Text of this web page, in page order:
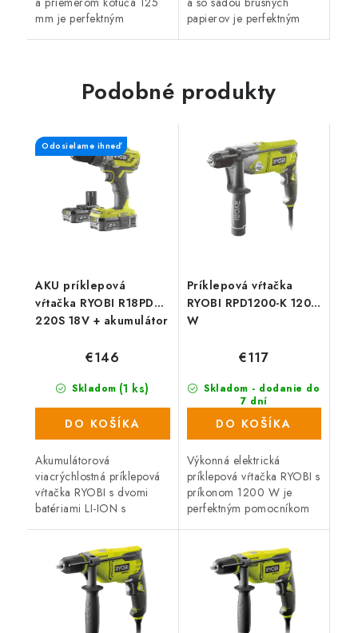
mm je perfektným
papierov je perfektným
Podobné produkty
AKU príklepová
vŕtačka RYOBI R18PD3-
220S 18V + akumulátor
Odosielame ihneď
Skladom (1 ks)
€146
DO KOŠÍKA
Akumulátorová
viacrýchlostná príklepová
vŕtačka RYOBI s dvomi
batériami LI-ION s
všetkých domácich
majstrov a remeselníkov.
Príklepová vŕtačka
RYOBI RPD1200-K 1200
W
Skladom - dodanie do
7 dní
(646 ks)
€117
DO KOŠÍKA
Výkonná elektrická
príklepová vŕtačka RYOBI s
príkonom 1200 W je
perfektným pomocníkom
Dodávaná v plastovom
kufri.